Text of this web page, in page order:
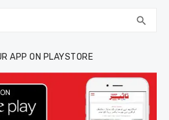
search
APP ON PLAYSTORE